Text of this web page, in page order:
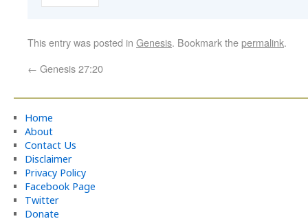
This entry was posted in Genesis. Bookmark thepermalink.
← Genesis 27:20
Home
About
Contact Us
Disclaimer
Privacy Policy
Facebook Page
Twitter
Donate